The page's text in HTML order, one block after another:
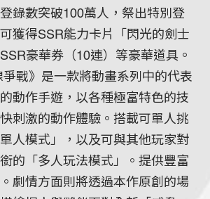
錄數突破100萬人，祭出特別登
獲得SSR能力卡片「閃光的劍士
豪華券（10連）等豪華道具。
爭戰》是一款將動畫系列中的代表
動作手遊，以各種極富特色的技
刺激的動作體驗。搭載可單人挑
人模式」，以及可與其他玩家對
的「多人玩法模式」。提供豐富
劇情方面則將透過本作原創的場